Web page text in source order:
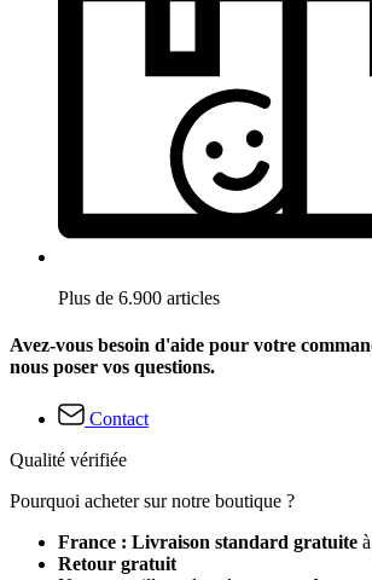
Plus de 6.900 articles
Avez-vous besoin d'aide pour votre
nous poser vos questions.
Contact
Qualité vérifiée
Pourquoi acheter sur notre boutique ?
France : Livraison standard gratuite
Retour gratuit